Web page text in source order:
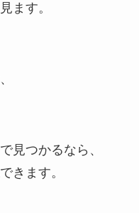
ます。
見つかるなら、
きます。